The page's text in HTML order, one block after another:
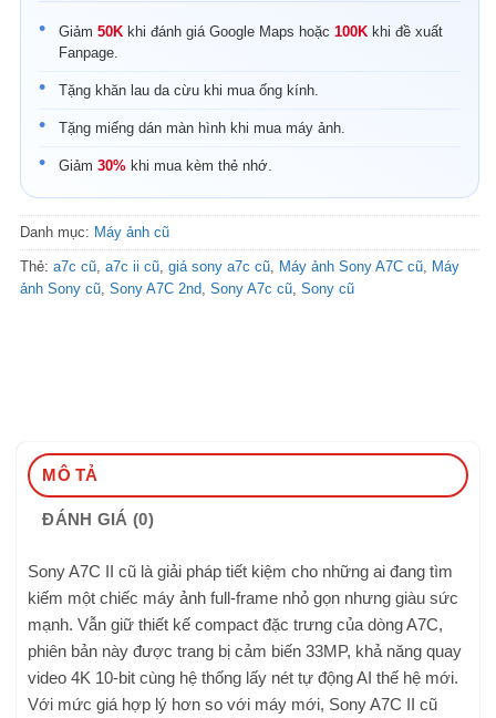
Giảm 50K khi đánh giá Google Maps hoặc 100K khi đề xuất
Fanpage.
Tặng khăn lau da cừu khi mua ống kính.
Tặng miếng dán màn hình khi mua máy ảnh.
Giảm 30% khi mua kèm thẻ nhớ.
Danh mục: Máy ảnh cũ
Thẻ: a7c cũ a7c ii cũ giá sony a7c cũ Máy ảnh Sony A7C cũ
Máy
ảnh Sony cũ Sony A7C 2nd Sony A7c cũ Sony cũ
MÔ TẢ
ĐÁNH GIÁ (0)
Sony A7C II cũ là giải pháp tiết kiệm cho những ai đang tìm
kiếm một chiếc máy ảnh full-frame nhỏ gọn nhưng giàu sức
mạnh. Vẫn giữ thiết kế compact đặc trưng của dòng A7C,
phiên bản này được trang bị cảm biến 33MP, khả năng quay
video 4K 10-bit cùng hệ thống lấy nét tự động AI thế hệ mới.
Với mức giá hợp lý hơn so với máy mới, Sony A7C II cũ